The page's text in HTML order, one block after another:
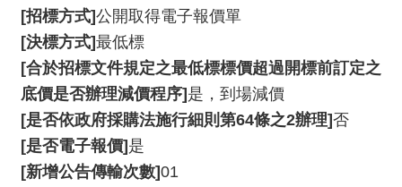
資
訊
公
開
隱
私
宣
告
[招標方式]公開取得電子報價單
[決標方式]最低標
[合於招標文件規定之最低標標價超過開標前訂定之
底價是否辦理減價程序]是，到場減價
[是否依政府採購法施行細則第64條之2辦理]否
[是否電子報價]是
[新增公告傳輸次數]01